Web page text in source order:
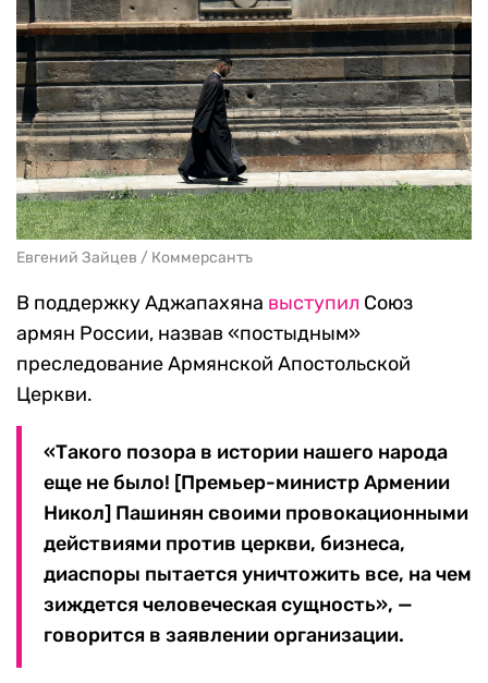
Евгений Зайцев / Коммерсантъ
В поддержку Аджапахяна выступил Союз
армян России, назвав «постыдным»
преследование Армянской Апостольской
Церкви.
«Такого позора в истории нашего народа
еще не было! [Премьер-министр Армении
Никол] Пашинян своими провокационными
действиями против церкви, бизнеса,
диаспоры пытается уничтожить все, на чем
зиждется человеческая сущность», —
говорится в заявлении организации.